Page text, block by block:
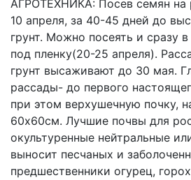
АГРОТЕХНИКА: Посев семян на
10 апреля, за 40-45 дней до
грунт. Можно посеять и сразу
под пленку(20-25 апреля).
грунт высаживают до 30 мая.
рассады- до первого
при этом верхушечную почку,
60х60см. Лучшие почвы для
окультуренные нейтральные
выносит песчаных и
предшественники огурец,